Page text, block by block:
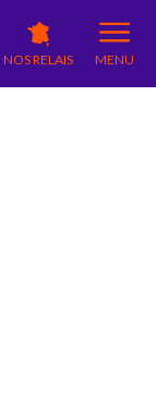
NOS RELAIS MENU